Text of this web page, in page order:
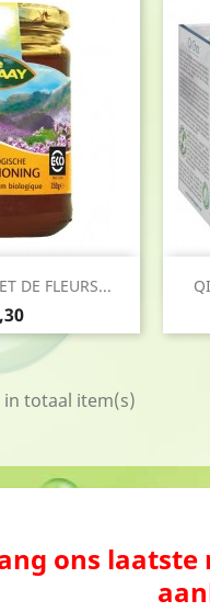
DE FLEURS...
in totaal item(s)
ons laatste